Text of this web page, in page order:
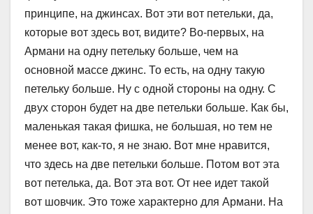
принципе, на джинсах. Вот эти вот петельки, да,
которые вот здесь вот, видите? Во-первых, на
Армани на одну петельку больше, чем на
основной массе джинс. То есть, на одну такую
петельку больше. Ну с одной стороны на одну. С
двух сторон будет на две петельки больше. Как бы,
маленькая такая фишка, не большая, но тем не
менее вот, как-то, я не знаю. Вот мне нравится,
что здесь на две петельки больше. Потом вот эта
вот петелька, да. Вот эта вот. От нее идет такой
вот шовчик. Это тоже характерно для Армани. На